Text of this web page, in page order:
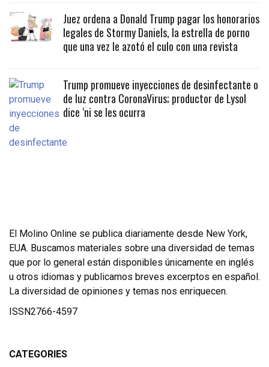
Juez ordena a Donald Trump pagar los honorarios
legales de Stormy Daniels, la estrella de porno
que una vez le azotó el culo con una revista
Trump promueve inyecciones de desinfectante o
de luz contra CoronaVirus; productor de Lysol
dice ‘ni se les ocurra
El Molino Online se publica diariamente desde New York,
EUA. Buscamos materiales sobre una diversidad de temas
que por lo general están disponibles únicamente en inglés
u otros idiomas y publicamos breves excerptos en español.
La diversidad de opiniones y temas nos enriquecen.
ISSN2766-4597
CATEGORIES